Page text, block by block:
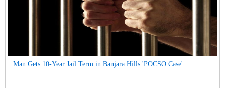
Man Gets 10-Year Jail Term in Banjara Hills 'POCSO Case'...